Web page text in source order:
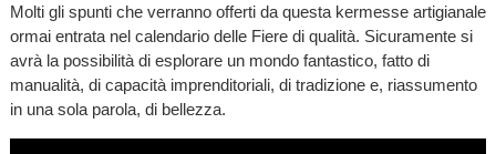
Molti gli spunti che verranno offerti da questa kermesse artigianale
ormai entrata nel calendario delle Fiere di qualità. Sicuramente si
avrà la possibilità di esplorare un mondo fantastico, fatto di
manualità, di capacità imprenditoriali, di tradizione e, riassumento
in una sola parola, di bellezza.